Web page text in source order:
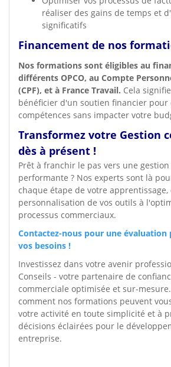
réaliser des gains de temps et
significatifs
Financement de nos
Nos formations sont éligibles au
différents OPCO, au Compte
(CPF), et à France Travail. Cela
bénéficier d'un soutien financier pour
compétences sans impacter votre
Transformez votre Gestion
dès à présent !
Prêt à franchir le pas vers une
performante ? Nos experts sont là
chaque étape de votre apprentissage,
personnalisation de vos outils à
processus commerciaux.
Contactez-nous pour une évaluation
vos besoins !
Investissez dans votre avenir
Conseils - votre partenaire de
commerciale optimisée et sur-
comment nos formations peuvent
votre activité en toute simplicité et à
décisions éclairées pour le
entreprise.